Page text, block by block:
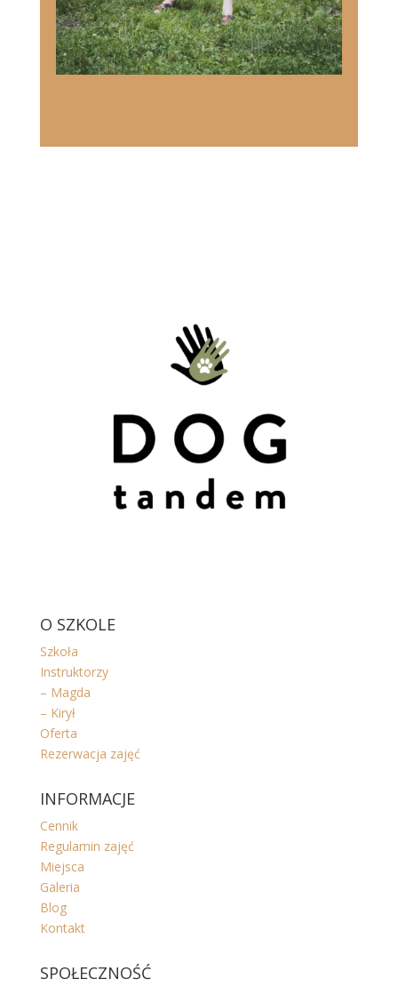
O SZKOLE
Szkoła
Instruktorzy
– Magda
– Kirył
Oferta
Rezerwacja zajęć
INFORMACJE
Cennik
Regulamin zajęć
Miejsca
Galeria
Blog
Kontakt
SPOŁECZNOŚĆ